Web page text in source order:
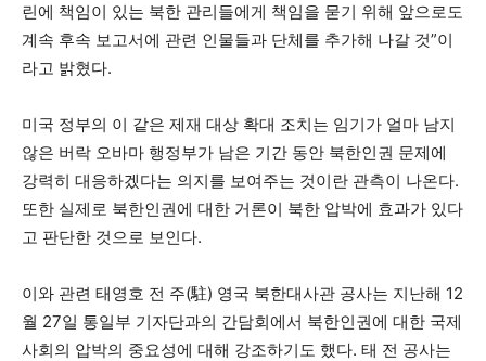
린에 책임이 있는 북한 관리들에게 책임을 묻기 위해 앞으로도
계속 후속 보고서에 관련 인물들과 단체를 추가해 나갈 것”이
라고 밝혔다.
미국 정부의 이 같은 제재 대상 확대 조치는 임기가 얼마 남지
않은 버락 오바마 행정부가 남은 기간 동안 북한인권 문제에
강력히 대응하겠다는 의지를 보여주는 것이란 관측이 나온다.
또한 실제로 북한인권에 대한 거론이 북한 압박에 효과가 있다
고 판단한 것으로 보인다.
이와 관련 태영호 전 주(駐) 영국 북한대사관 공사는 지난해 12
월 27일 통일부 기자단과의 간담회에서 북한인권에 대한 국제
사회의 압박의 중요성에 대해 강조하기도 했다. 태 전 공사는